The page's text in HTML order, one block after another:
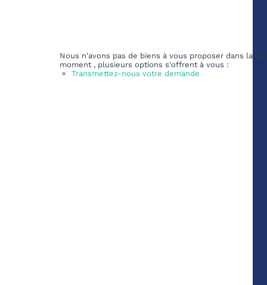
Nous n'avons pas de biens à vous proposer dans la
moment , plusieurs options s'offrent à vous :
Transmettez-nous votre demande